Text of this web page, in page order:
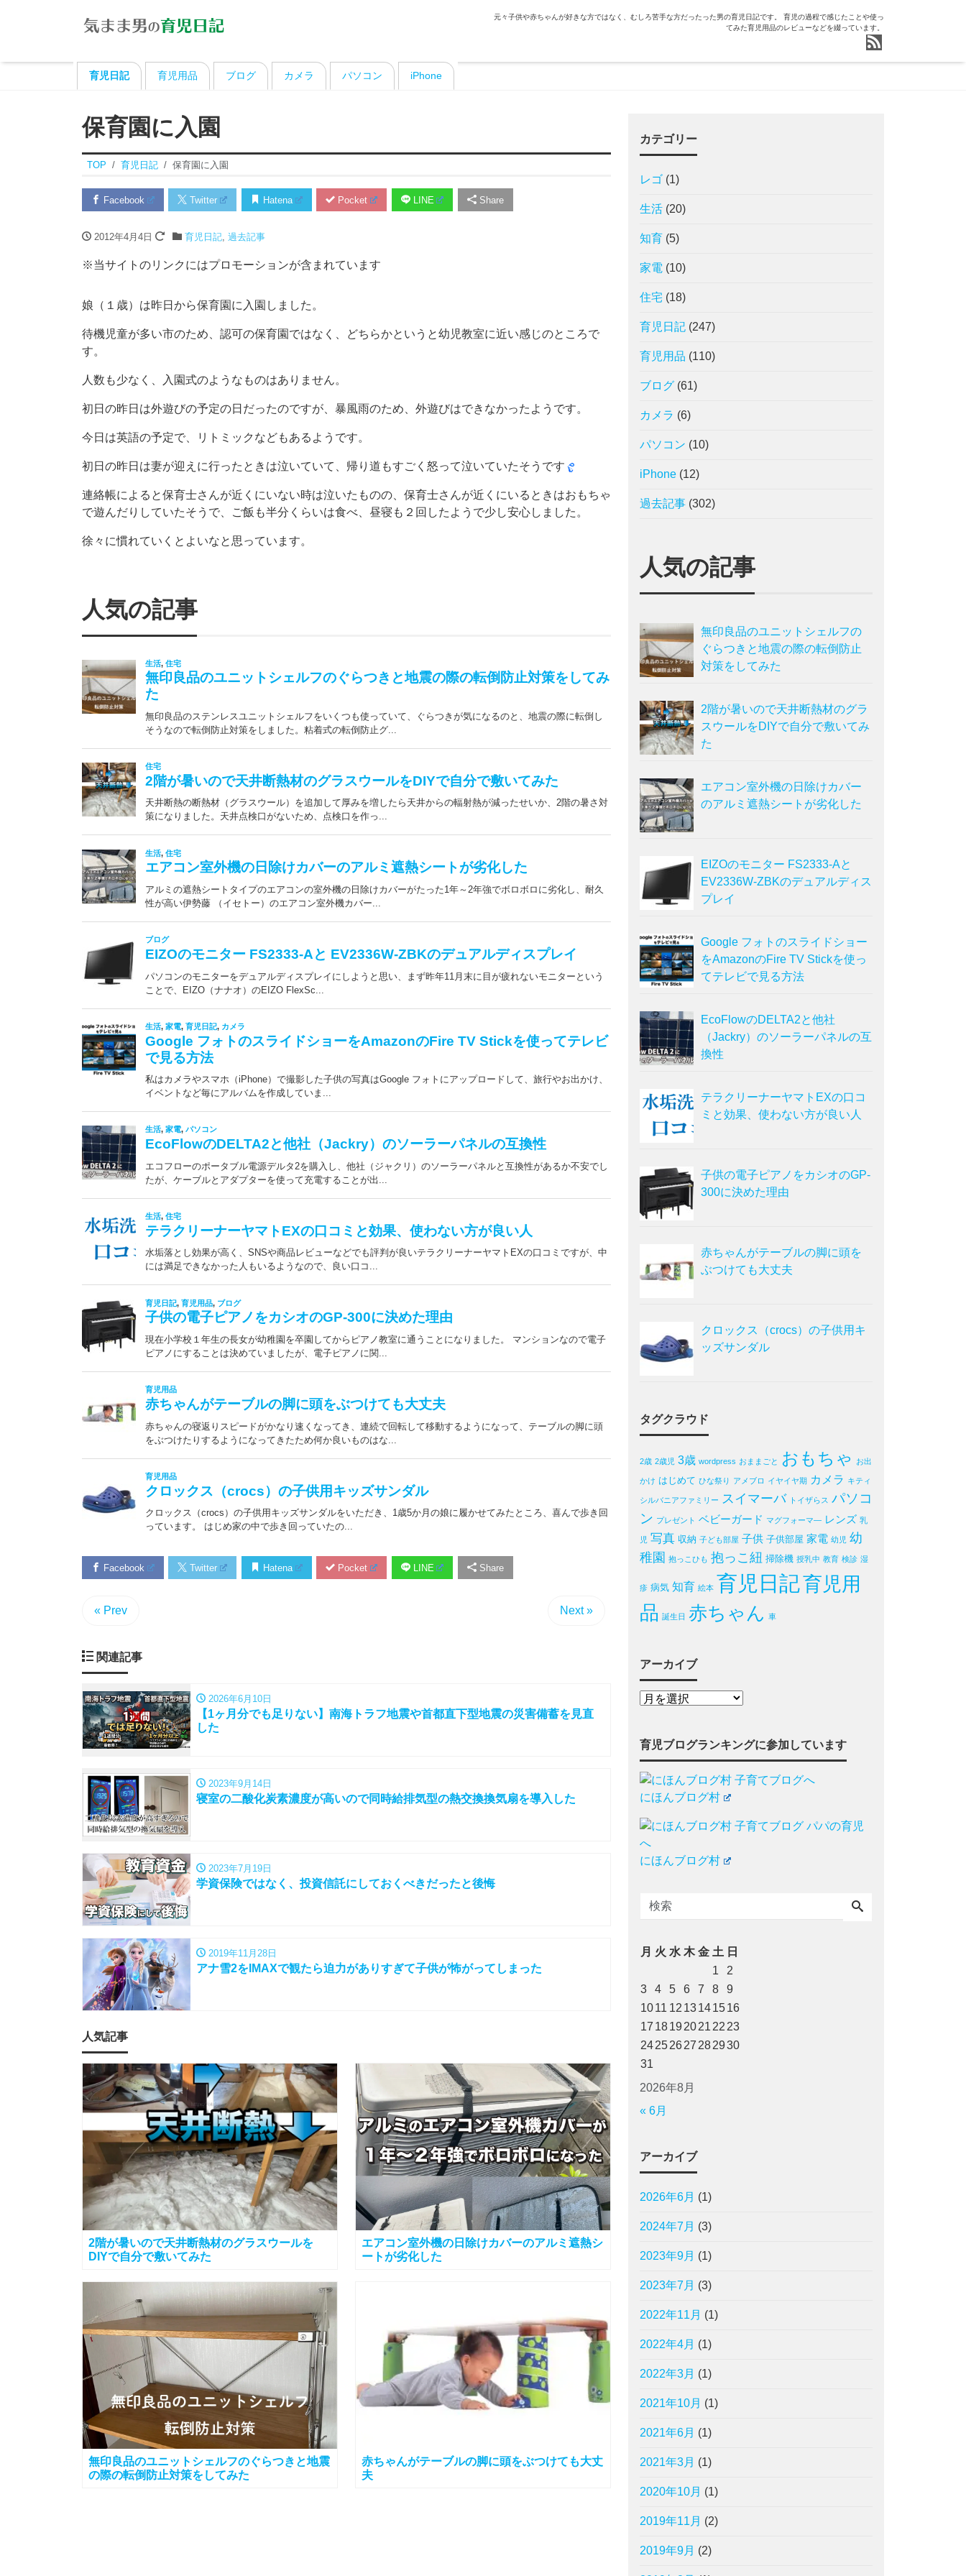
元々子供や赤ちゃんが好きな方ではなく、むしろ苦手な方だったった男の育児日記です。 育児の過程で感じたことや使っ
てみた育児用品のレビューなどを綴っています。
育児日記 育児用品 ブログ カメラ パソコン iPhone
保育園に入園
TOP 育児日記 保育園に入園
Facebook Twitter Hatena Pocket LINE Share
2012年4月4日 育児日記, 過去記事
※当サイトのリンクにはプロモーションが含まれています
娘（１歳）は昨日から保育園に入園しました。
待機児童が多い市のため、認可の保育園ではなく、どちらかというと幼児教室に近い感じのところで
す。
人数も少なく、入園式のようなものはありません。
初日の昨日は外遊びの予定の日だったのですが、暴風雨のため、外遊びはできなかったようです。
今日は英語の予定で、リトミックなどもあるようです。
初日の昨日は妻が迎えに行ったときは泣いていて、帰り道もすごく怒って泣いていたそうです
連絡帳によると保育士さんが近くにいない時は泣いたものの、保育士さんが近くにいるときはおもちゃ
で遊んだりしていたそうで、ご飯も半分くらいは食べ、昼寝も２回したようで少し安心しました。
徐々に慣れていくとよいなと思っています。
人気の記事
Facebook Twitter Hatena Pocket LINE Share
« Prev Next »
関連記事
2026年6月10日
【1ヶ月分でも足りない】南海トラフ地震や首都直下型地震の災害備蓄を見直
した
2023年9月14日
寝室の二酸化炭素濃度が高いので同時給排気型の熱交換換気扇を導入した
2023年7月19日
学資保険ではなく、投資信託にしておくべきだったと後悔
2019年11月28日
アナ雪2をIMAXで観たら迫力がありすぎて子供が怖がってしまった
人気記事
2階が暑いので天井断熱材のグラスウールを
DIYで自分で敷いてみた
エアコン室外機の日除けカバーのアルミ遮熱シ
ートが劣化した
無印良品のユニットシェルフのぐらつきと地震
の際の転倒防止対策をしてみた
赤ちゃんがテーブルの脚に頭をぶつけても大丈
夫
カテゴリー
レゴ (1)
生活 (20)
知育 (5)
家電 (10)
住宅 (18)
育児日記 (247)
育児用品 (110)
ブログ (61)
カメラ (6)
パソコン (10)
iPhone (12)
過去記事 (302)
人気の記事
無印良品のユニットシェルフの
ぐらつきと地震の際の転倒防止
対策をしてみた
2階が暑いので天井断熱材のグラ
スウールをDIYで自分で敷いてみ
た
エアコン室外機の日除けカバー
のアルミ遮熱シートが劣化した
EIZOのモニター FS2333-Aと
EV2336W-ZBKのデュアルディス
プレイ
Google フォトのスライドショー
をAmazonのFire TV Stickを使っ
てテレビで見る方法
EcoFlowのDELTA2と他社
（Jackry）のソーラーパネルの互
換性
テラクリーナーヤマトEXの口コ
ミと効果、使わない方が良い人
子供の電子ピアノをカシオのGP-
300に決めた理由
赤ちゃんがテーブルの脚に頭を
ぶつけても大丈夫
クロックス（crocs）の子供用キ
ッズサンダル
タグクラウド
2歳 2歳児 3歳 wordpress おままごと おもちゃ お出
かけ はじめて ひな祭り アメブロ イヤイヤ期 カメラ キティ
シルバニアファミリー スイマーバ トイザらス パソコ
ン プレゼント ベビーガード マグフォーマ― レンズ 乳
児 写真 収納 子ども部屋 子供 子供部屋 家電 幼児 幼
稚園 抱っこひも 抱っこ紐 掃除機 授乳中 教育 検診 湿
疹 病気 知育 絵本 育児日記育児用
品 誕生日 赤ちゃん 車
アーカイブ
育児ブログランキングに参加しています
にほんブログ村
にほんブログ村
2026年8月
月 火 水 木 金 土 日
1
2
3
4 5 6 7 8
9
1011 12 13141516
17 18192021 22 23
24252627 282930
31
« 6月
アーカイブ
2026年6月 (1)
2024年7月 (3)
2023年9月 (1)
2023年7月 (3)
2022年11月 (1)
2022年4月 (1)
2022年3月 (1)
2021年10月 (1)
2021年6月 (1)
2021年3月 (1)
2020年10月 (1)
2019年11月 (2)
2019年9月 (2)